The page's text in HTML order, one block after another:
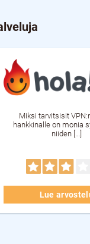
Miksi tarvitsisit
hankkinalle on monia
niiden […]
Lue